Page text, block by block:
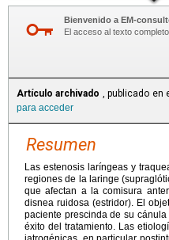
Bienvenido a EM-
El acceso al texto
Artículo archivado , publicado en
para acceder
Resumen
Las estenosis laríngeas y
regiones de la laringe
que afectan a la comisura
disnea ruidosa (estridor). El
paciente prescinda de su
éxito del tratamiento. Las